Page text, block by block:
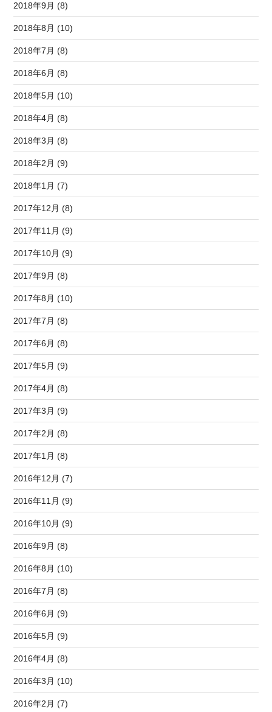
2018年9月 (8)
2018年8月 (10)
2018年7月 (8)
2018年6月 (8)
2018年5月 (10)
2018年4月 (8)
2018年3月 (8)
2018年2月 (9)
2018年1月 (7)
2017年12月 (8)
2017年11月 (9)
2017年10月 (9)
2017年9月 (8)
2017年8月 (10)
2017年7月 (8)
2017年6月 (8)
2017年5月 (9)
2017年4月 (8)
2017年3月 (9)
2017年2月 (8)
2017年1月 (8)
2016年12月 (7)
2016年11月 (9)
2016年10月 (9)
2016年9月 (8)
2016年8月 (10)
2016年7月 (8)
2016年6月 (9)
2016年5月 (9)
2016年4月 (8)
2016年3月 (10)
2016年2月 (7)